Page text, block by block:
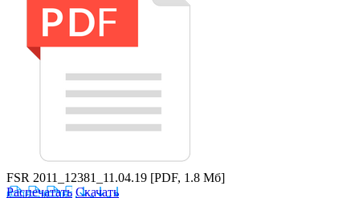
FSR 2011_12381_11.04.19 [PDF, 1.8 Мб]
Распечатать Скачать